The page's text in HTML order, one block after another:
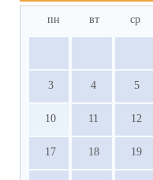
пн вт ср
3 4 5
10 11 12
17 18 19